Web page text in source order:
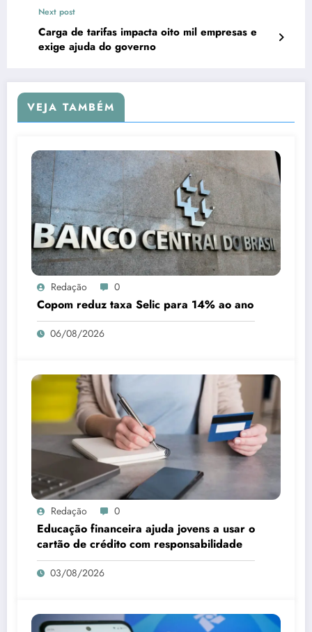
Next post
Carga de tarifas impacta oito mil empresas e
exige ajuda do governo
VEJA TAMBÉM
Redação 0
Copom reduz taxa Selic para 14% ao ano
06/08/2026
Redação 0
Educação financeira ajuda jovens a usar o
cartão de crédito com responsabilidade
03/08/2026